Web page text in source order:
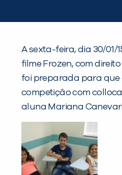
A sexta-feira, dia 30/01/
filme Frozen, com
foi preparada para que
competição com
aluna Mariana